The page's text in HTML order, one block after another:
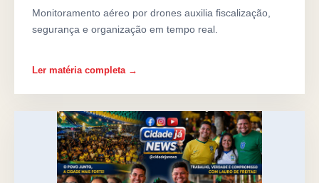
Monitoramento aéreo por drones auxilia fiscalização,
segurança e organização em tempo real.
Ler matéria completa →